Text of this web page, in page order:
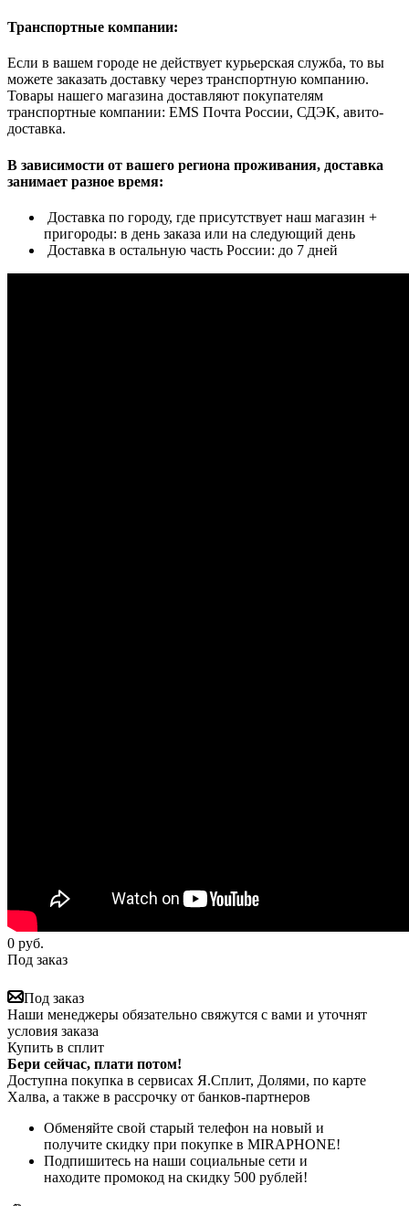
Транспортные компании:
Если в вашем городе не действует курьерская служба, то вы
можете заказать доставку через транспортную компанию.
Товары нашего магазина доставляют покупателям
транспортные компании: EMS Почта России, СДЭК, авито-
доставка.
В зависимости от вашего региона проживания, доставка
занимает разное время:
Доставка по городу, где присутствует наш магазин +
пригороды: в день заказа или на следующий день
Доставка в остальную часть России: до 7 дней
0 руб.
Под заказ
Под заказ
Наши менеджеры обязательно свяжутся с вами и уточнят
условия заказа
Купить в сплит
Бери сейчас, плати потом!
Доступна покупка в сервисах Я.Сплит, Долями, по карте
Халва, а также в рассрочку от банков-партнеров
Обменяйте свой старый телефон на новый и
получите скидку при покупке в MIRAPHONE!
Подпишитесь на наши социальные сети и
находите промокод на скидку 500 рублей!